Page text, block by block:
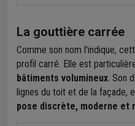
La gouttière carrée
Comme son nom l'indique,
profil carré. Elle est
bâtiments volumineux . Son
lignes du toit et de la façade,
pose discrète, moderne et